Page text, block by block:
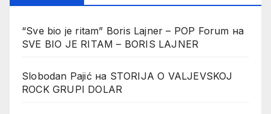
“Sve bio je ritam” Boris Lajner – POP Forum на
SVE BIO JE RITAM – BORIS LAJNER
Slobodan Pajićна STORIJA O VALJEVSKOJ
ROCK GRUPI DOLAR